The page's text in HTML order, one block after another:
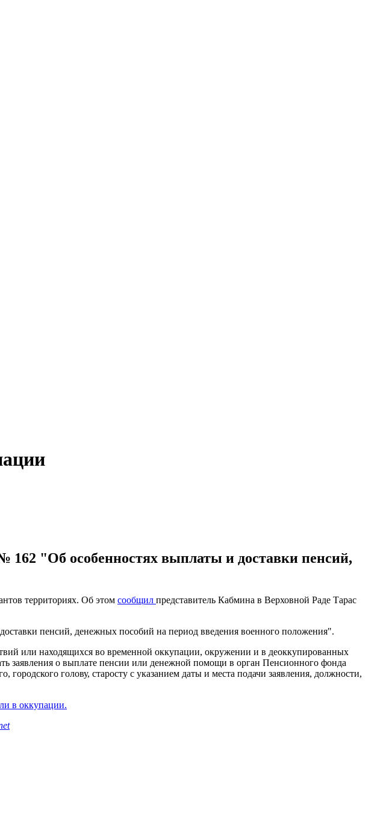
162 "Об особенностях выплаты и доставки пенсий,
территориях. Об этом сообщил представитель Кабмина в Верховной Раде Тарас
пенсий, денежных пособий на период введения военного положения".
или находящихся во временной оккупации, окружении и в деоккупированных
заявления о выплате пенсии или денежной помощи в орган Пенсионного фонда
голову, старосту с указанием даты и места подачи заявления, должности,
в оккупации.